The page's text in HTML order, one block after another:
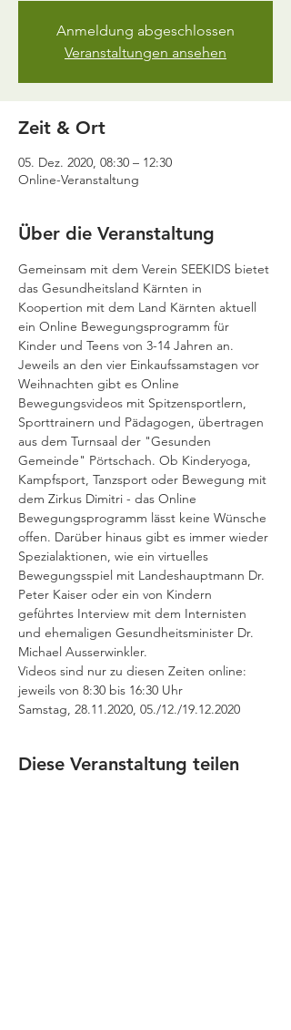
Anmeldung abgeschlossen
Veranstaltungen ansehen
Zeit & Ort
05. Dez. 2020, 08:30 – 12:30
Online-Veranstaltung
Über die Veranstaltung
Gemeinsam mit dem Verein SEEKIDS bietet
das Gesundheitsland Kärnten in
Koopertion mit dem Land Kärnten aktuell
ein Online Bewegungsprogramm für
Kinder und Teens von 3-14 Jahren an.
Jeweils an den vier Einkaufssamstagen vor
Weihnachten gibt es Online
Bewegungsvideos mit Spitzensportlern,
Sporttrainern und Pädagogen, übertragen
aus dem Turnsaal der "Gesunden
Gemeinde" Pörtschach. Ob Kinderyoga,
Kampfsport, Tanzsport oder Bewegung mit
dem Zirkus Dimitri - das Online
Bewegungsprogramm lässt keine Wünsche
offen. Darüber hinaus gibt es immer wieder
Spezialaktionen, wie ein virtuelles
Bewegungsspiel mit Landeshauptmann Dr.
Peter Kaiser oder ein von Kindern
geführtes Interview mit dem Internisten
und ehemaligen Gesundheitsminister Dr.
Michael Ausserwinkler.
Videos sind nur zu diesen Zeiten online:
jeweils von 8:30 bis 16:30 Uhr
Samstag, 28.11.2020, 05./12./19.12.2020
Diese Veranstaltung teilen